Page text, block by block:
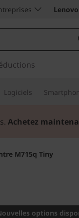
Logiciels
Achetez
M715q Tiny
options